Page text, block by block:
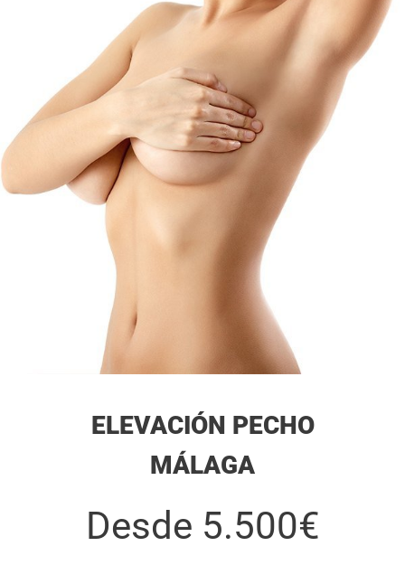
ELEVACIÓN PECHO
MÁLAGA
Desde 5.500€